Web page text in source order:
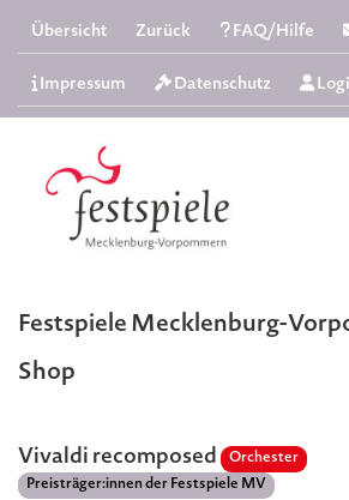
Übersicht Zurück FAQ/Hilfe
Impressum Datenschutz
Festspiele Mecklenburg-
Shop
Vivaldi recomposed
Orchester
Preisträger:innen der Festspiele MV